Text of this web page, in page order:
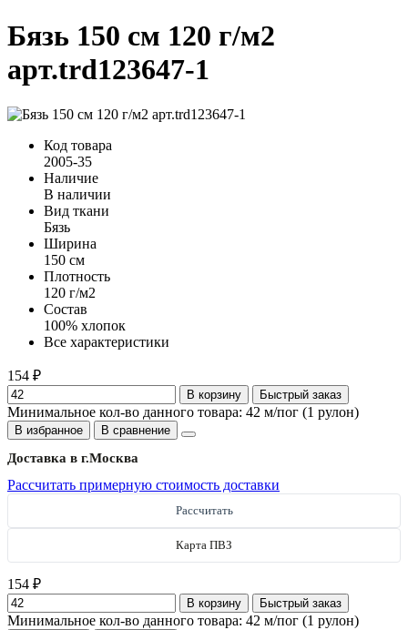
Бязь 150 см 120 г/м2
арт.trd123647-1
Код товара
2005-35
Наличие
В наличии
Вид ткани
Бязь
Ширина
150 см
Плотность
120 г/м2
Состав
100% хлопок
Все характеристики
154 ₽
В корзину Быстрый заказ
Минимальное кол-во данного товара: 42 м/пог (1 рулон)
В избранное В сравнение
Доставка в г.Москва
Рассчитать примерную стоимость доставки
Рассчитать
Карта ПВЗ
154 ₽
В корзину Быстрый заказ
Минимальное кол-во данного товара: 42 м/пог (1 рулон)